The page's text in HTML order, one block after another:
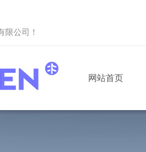
限公司 ！
网站首页